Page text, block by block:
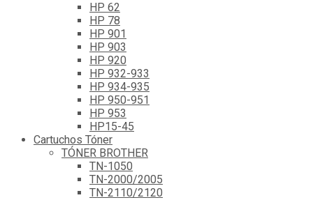
HP 62
HP 78
HP 901
HP 903
HP 920
HP 932-933
HP 934-935
HP 950-951
HP 953
HP15-45
Cartuchos Tóner
TÓNER BROTHER
TN-1050
TN-2000/2005
TN-2110/2120